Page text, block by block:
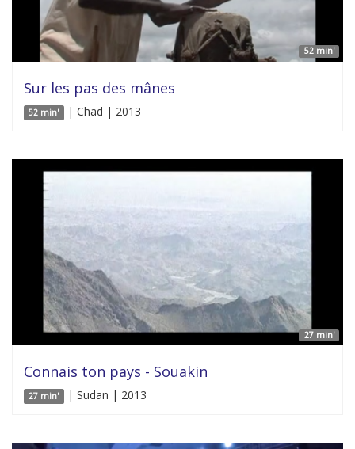
52 min'
Sur les pas des mânes
52 min' | Chad | 2013
27 min'
Connais ton pays - Souakin
27 min' | Sudan | 2013